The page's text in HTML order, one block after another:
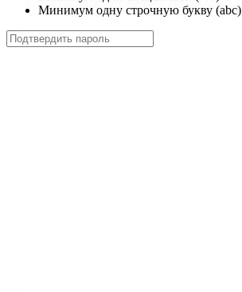
Минимум одну строчную букву (abc)